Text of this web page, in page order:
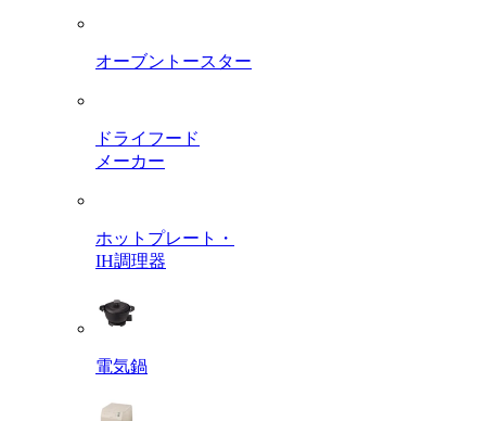
オーブントースター
ドライフード
メーカー
ホットプレート・
IH調理器
電気鍋